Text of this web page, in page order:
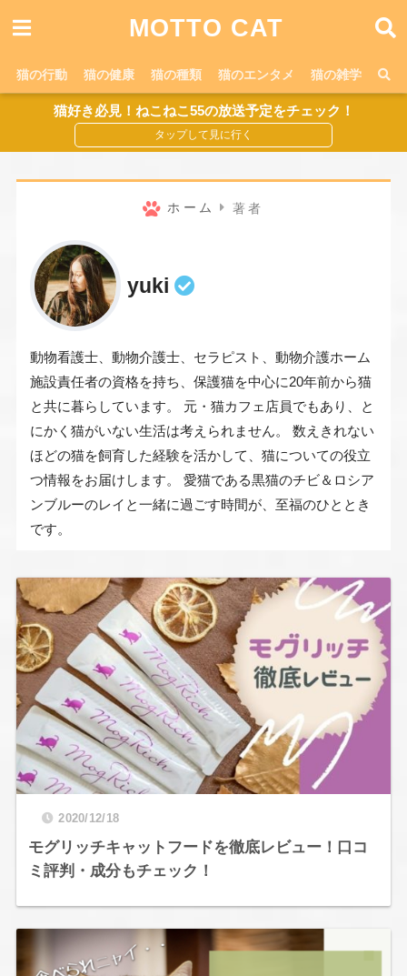
MOTTO CAT
猫の行動 猫の健康 猫の種類 猫のエンタメ 猫の雑学
猫好き必見！ねこねこ55の放送予定をチェック！
ホーム 著者
yuki
動物看護士、動物介護士、セラピスト、動物介護ホーム
施設責任者の資格を持ち、保護猫を中心に20年前から猫
と共に暮らしています。 元・猫カフェ店員でもあり、と
にかく猫がいない生活は考えられません。 数えきれない
ほどの猫を飼育した経験を活かして、猫についての役立
つ情報をお届けします。 愛猫である黒猫のチビ＆ロシア
ンブルーのレイと一緒に過ごす時間が、至福のひととき
です。
2020/12/18
モグリッチキャットフードを徹底レビュー！口コ
ミ評判・成分もチェック！